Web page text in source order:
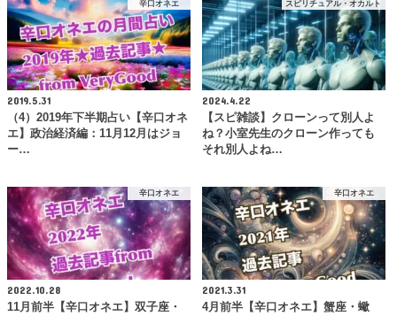
辛口オネエ
2019.5.31
（4）2019年下半期占い【辛口オネ
エ】政治経済編：11月12月はジョ
ー…
スピリチュアル・オカルト
2024.4.22
【スピ雑談】クローンって別人よ
ね？小室先生のクローン作っても
それ別人よね…
辛口オネエ
2022.10.28
11月前半【辛口オネエ】双子座・
辛口オネエ
2021.3.31
4月前半【辛口オネエ】蟹座・蠍